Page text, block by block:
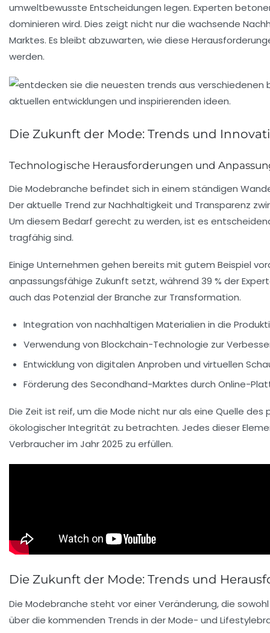
umweltbewusste Entscheidungen legen. Experten
dominieren wird. Dies zeigt nicht nur die wachsende
Marktes. Es bleibt abzuwarten, wie diese
werden.
Die Zukunft der Mode: Trends und
Technologische Herausforderungen und
Die Modebranche befindet sich in einem ständigen
Der aktuelle Trend zurNachhaltigkeit und Transparenz
Um diesem Bedarf gerecht zu werden, ist es
tragfähig sind.
Einige Unternehmen gehen bereits mit gutem Beispiel
anpassungsfähige Zukunft setzt, während 39 % der
auch das Potenzial der Branche zur Transformation.
Integration von nachhaltigen Materialien in die
Verwendung von Blockchain-Technologie zur
Entwicklung von digitalen Anproben und virtuellen
Förderung des Secondhand-Marktes durch Online-
Die Zeit ist reif, um die Mode nicht nur als eine Quelle
ökologischer Integrität zu betrachten. Jedes dieser
Verbraucher im Jahr 2025 zu erfüllen.
Die Zukunft der Mode: Trends und
Die Modebranche steht vor einerVeränderung, die
über die kommenden Trends in derMode- und